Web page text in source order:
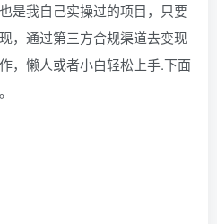
是我自己实操过的项目，只要
，通过第三方合规渠道去变现
，懒人或者小白轻松上手.下面